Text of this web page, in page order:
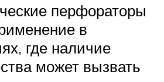
перфораторы
в
где наличие
может вызвать